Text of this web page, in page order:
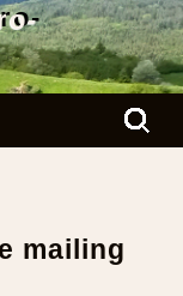
mailing